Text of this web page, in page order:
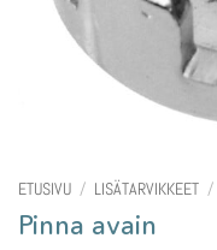
ETUSIVU / LISÄTARVIKKEET /
Pinna avain